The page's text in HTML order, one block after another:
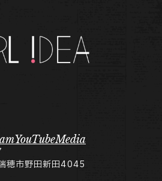
YouTubeMedia
穂市野田新田4045